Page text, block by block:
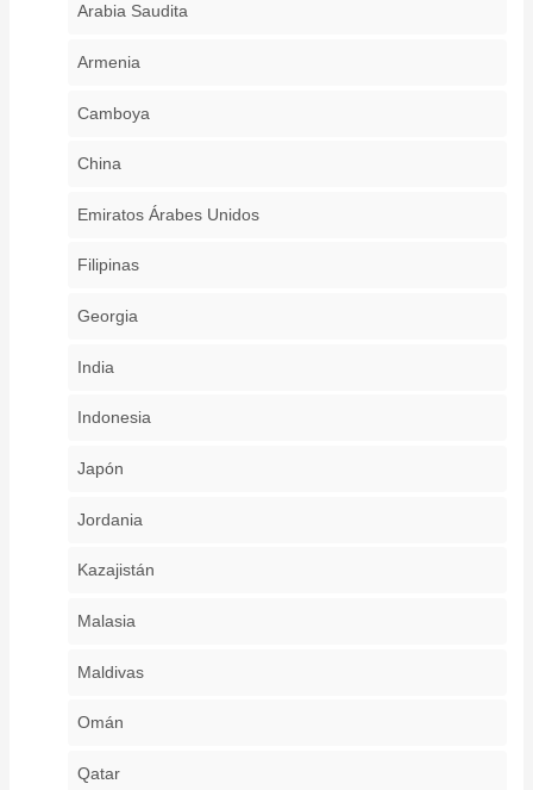
Arabia Saudita
Armenia
Camboya
China
Emiratos Árabes Unidos
Filipinas
Georgia
India
Indonesia
Japón
Jordania
Kazajistán
Malasia
Maldivas
Omán
Qatar